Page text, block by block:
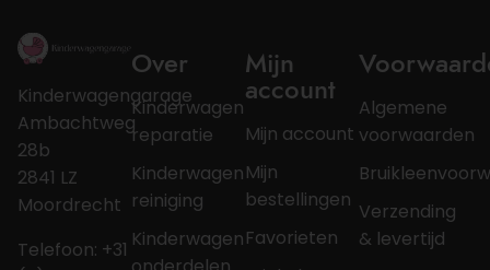
Kinderwagengarage
Ambachtweg
28b
2841 LZ
Moordrecht
Telefoon: +31
Over
Kinderwagen
reparatie
Kinderwagen
reiniging
Kinderwagen
Mijn
account
Mijn account
Mijn
bestellingen
Favorieten
Algemene
voorwaarden
Verzending
& levertijd